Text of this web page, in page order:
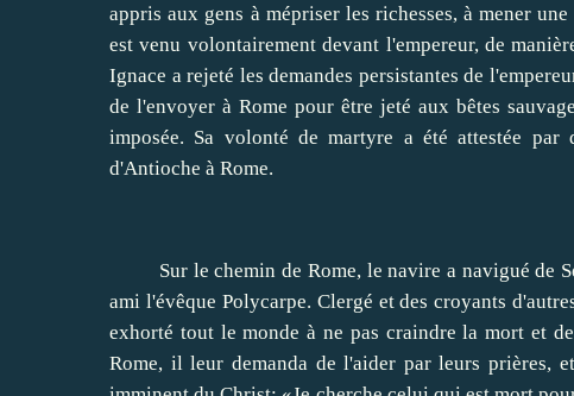
appris aux gens à mépriser les richesses, à mener
est venu volontairement devant l'empereur, de
Ignace a rejeté les demandes persistantes de
de l'envoyer à Rome pour être jeté aux bêtes
imposée. Sa volonté de martyre a été attestée
d'Antioche à Rome.
Sur le chemin de Rome, le navire a navigué de
ami l'évêque Polycarpe. Clergé et des croyants
exhorté tout le monde à ne pas craindre la mort et
Rome, il leur demanda de l'aider par leurs